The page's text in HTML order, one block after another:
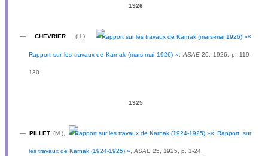
1926
—CHEVRIER (H.), «
Rapport sur les travaux de Karnak (mars-mai 1926) » ASAE26, 1926, p. 119-
130.
1925
— PILLET(M.), « Rapport sur
les travaux de Karnak (1924-1925) » ASAE 25, 1925, p. 1-24.